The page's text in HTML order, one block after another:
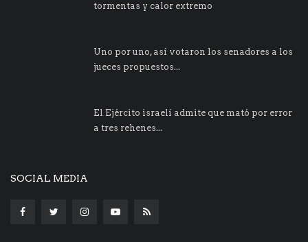
tormentas y calor extremo
Uno por uno, así votaron los senadores a los
jueces propuestos...
El Ejército israelí admite que mató por error
a tres rehenes...
SOCIAL MEDIA